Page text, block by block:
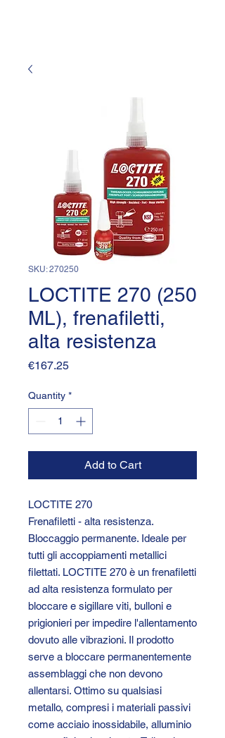
SKU: 270250
LOCTITE 270 (250
ML), frenafiletti,
alta resistenza
€167.25Price
Quantity *
Add to Cart
LOCTITE 270
Frenafiletti - alta resistenza.
Bloccaggio permanente. Ideale per
tutti gli accoppiamenti metallici
filettati. LOCTITE 270 è un frenafiletti
ad alta resistenza formulato per
bloccare e sigillare viti, bulloni e
prigionieri per impedire l'allentamento
dovuto alle vibrazioni. Il prodotto
serve a bloccare permanentemente
assemblaggi che non devono
allentarsi. Ottimo su qualsiasi
metallo, compresi i materiali passivi
come acciaio inossidabile, alluminio